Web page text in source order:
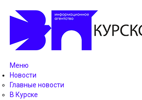
Меню
Новости
Главные новости
В Курске